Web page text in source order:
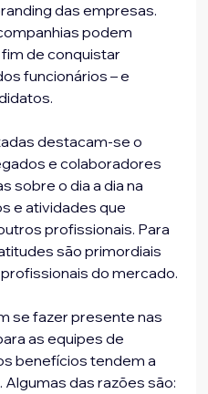
das empresas.
podem
de conquistar
funcionários – e
destacam-se o
e colaboradores
sobre o dia a dia na
e atividades que
profissionais. Para
são primordiais
do mercado.
se fazer presente nas
as equipes de
benefícios tendem a
das razões são: